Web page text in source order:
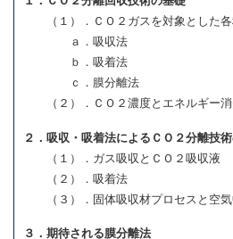
（１）．ＣＯ２ガスを対象とした各
ａ．吸収法
ｂ．吸着法
ｃ．膜分離法
（２）．ＣＯ２濃度とエネルギー消
２．吸収・吸着法によるＣＯ２分離技
（１）．ガス吸収とＣＯ２吸収液
（２）．吸着法
（３）．固体吸収材プロセスと空気
３．期待される膜分離法